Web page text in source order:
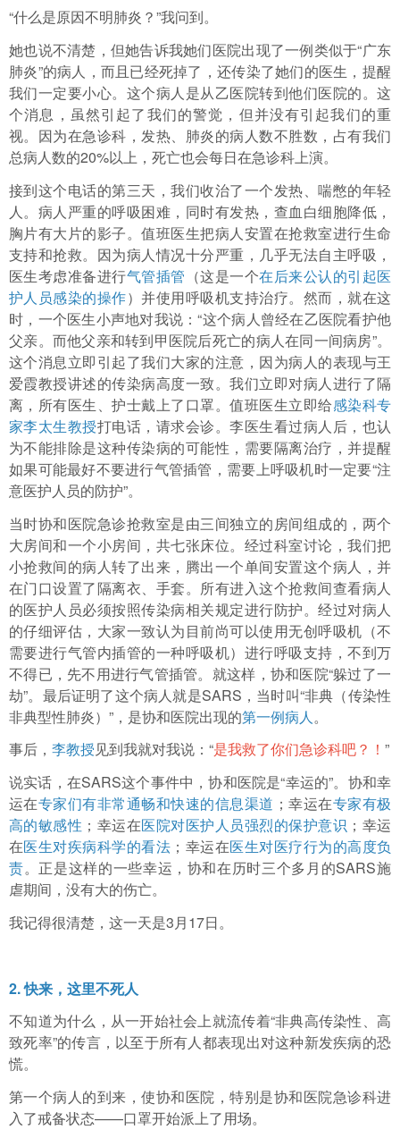
“什么是原因不明肺炎？”我问到。
她也说不清楚，但她告诉我她们医院出现了一例类似于“广东
肺炎”的病人，而且已经死掉了，还传染了她们的医生，提醒
我们一定要小心。这个病人是从乙医院转到他们医院的。这
个消息，虽然引起了我们的警觉，但并没有引起我们的重
视。因为在急诊科，发热、肺炎的病人数不胜数，占有我们
总病人数的20%以上，死亡也会每日在急诊科上演。
接到这个电话的第三天，我们收治了一个发热、喘憋的年轻
人。病人严重的呼吸困难，同时有发热，查血白细胞降低，
胸片有大片的影子。值班医生把病人安置在抢救室进行生命
支持和抢救。因为病人情况十分严重，几乎无法自主呼吸，
医生考虑准备进行气管插管 （这是一个在后来公认的引起医
护人员感染的操作）并使用呼吸机支持治疗。然而，就在这
时，一个医生小声地对我说：“这个病人曾经在乙医院看护他
父亲。而他父亲和转到甲医院后死亡的病人在同一间病房”。
这个消息立即引起了我们大家的注意，因为病人的表现与王
爱霞教授讲述的传染病高度一致。我们立即对病人进行了隔
离，所有医生、护士戴上了口罩。值班医生立即给感染科专
家李太生教授打电话，请求会诊。李医生看过病人后，也认
为不能排除是这种传染病的可能性，需要隔离治疗，并提醒
如果可能最好不要进行气管插管，需要上呼吸机时一定要“注
意医护人员的防护”。
当时协和医院急诊抢救室是由三间独立的房间组成的，两个
大房间和一个小房间，共七张床位。经过科室讨论，我们把
小抢救间的病人转了出来，腾出一个单间安置这个病人，并
在门口设置了隔离衣、手套。所有进入这个抢救间查看病人
的医护人员必须按照传染病相关规定进行防护。经过对病人
的仔细评估，大家一致认为目前尚可以使用无创呼吸机（不
需要进行气管内插管的一种呼吸机）进行呼吸支持，不到万
不得已，先不用进行气管插管。就这样，协和医院“躲过了一
劫”。最后证明了这个病人就是SARS，当时叫“非典（传染性
非典型性肺炎）”，是协和医院出现的第一例病人 。
事后， 李教授见到我就对我说：“是我救了你们急诊科吧？！ ”
说实话，在SARS这个事件中，协和医院是“幸运的”。协和幸
运在专家们有非常通畅和快速的信息渠道 ；幸运在专家有极
高的敏感性 ；幸运在医院对医护人员强烈的保护意识 ；幸运
在医生对疾病科学的看法 ；幸运在医生对医疗行为的高度负
责。正是这样的一些幸运，协和在历时三个多月的SARS施
虐期间，没有大的伤亡。
我记得很清楚，这一天是3月17日。
2. 快来，这里不死人
不知道为什么，从一开始社会上就流传着“非典高传染性、高
致死率”的传言，以至于所有人都表现出对这种新发疾病的恐
慌。
第一个病人的到来，使协和医院，特别是协和医院急诊科进
入了戒备状态——口罩开始派上了用场。